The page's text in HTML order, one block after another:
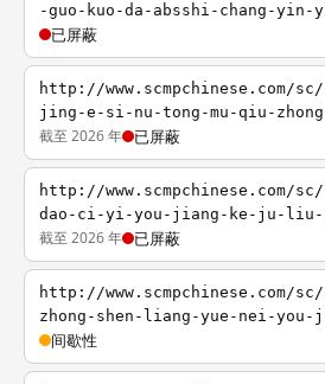
-guo-kuo-da-absshi-chang-
已屏蔽
http://www.scmpchinese.com/
jing-e-si-nu-tong-mu-qiu-
截至 2026 年 已屏蔽
http://www.scmpchinese.com/
dao-ci-yi-you-jiang-ke-ju-liu-
截至 2026 年 已屏蔽
http://www.scmpchinese.com/
zhong-shen-liang-yue-nei-you-
间歇性